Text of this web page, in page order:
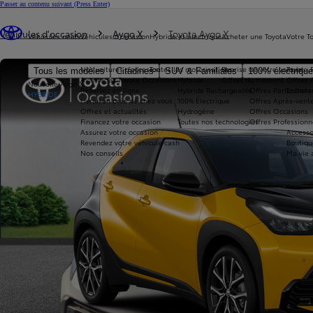
Passer au contenu suivant (Press Enter)
Véhicules neufs
Tous les modèles Citadines SUV & Familiales 100%
Nouvelle Aygo X
HYBRIDE
Véhicules d'occasion
Nos voitures d'occasion
Avantages Toyota Occasions
Réservez en ligne
Livraison près de chez vous
Offres et actualités
Financez votre occasion
Assurez votre occasion
Revendez votre véhicule cash
Nos conseils
Hybride et électrique
Toutes les motorisations
Hybride
100% Électrique
Hydrogène
Toutes nos technologies
Acheter une Toyota
Reprise de votre voiture
Offres du moment
Offres Après-
Offres Occasions
Offres
Votre
Toyota
Offres
Ma vie
Véhicules d'occasion Aygo X Toyota Aygo X